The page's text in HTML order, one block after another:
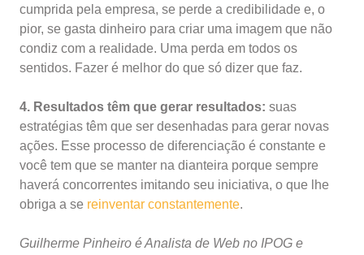
cumprida pela empresa, se perde a credibilidade e, o
pior, se gasta dinheiro para criar uma imagem que não
condiz com a realidade. Uma perda em todos os
sentidos. Fazer é melhor do que só dizer que faz.
4. Resultados têm que gerar resultados: suas
estratégias têm que ser desenhadas para gerar novas
ações. Esse processo de diferenciação é constante e
você tem que se manter na dianteira porque sempre
haverá concorrentes imitando seu iniciativa, o que lhe
obriga a se reinventar constantemente.
Guilherme Pinheiro é Analista de Web no IPOG e